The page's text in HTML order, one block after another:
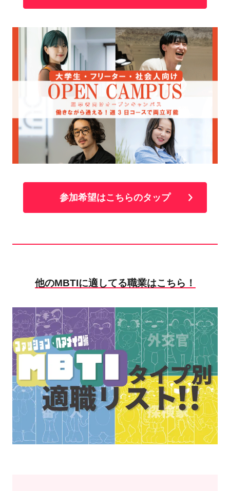
参加希望はこちらのタップ
他のMBTIに適してる職業はこちら！